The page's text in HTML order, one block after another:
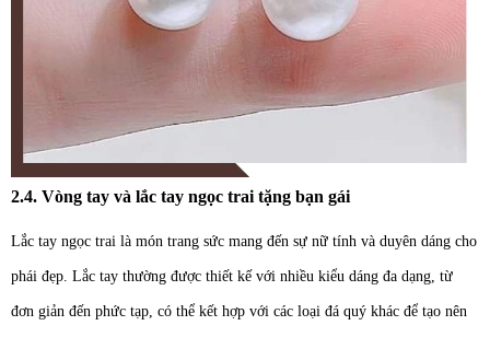
2.4. Vòng tay và lắc tay ngọc trai tặng bạn gái
Lắc tay ngọc trai là món trang sức mang đến sự nữ tính và duyên dáng cho
phái đẹp. Lắc tay thường được thiết kế với nhiều kiểu dáng đa dạng, từ
đơn giản đến phức tạp, có thể kết hợp với các loại đá quý khác để tạo nên